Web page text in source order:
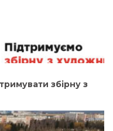
збірну з